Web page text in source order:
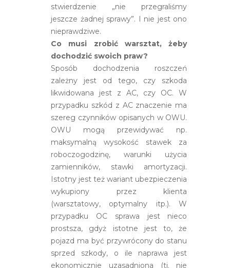
stwierdzenie „nie przegraliśmy
jeszcze żadnej sprawy”. I nie jest ono
nieprawdziwe.
Co musi zrobić warsztat, żeby
dochodzić swoich praw?
Sposób dochodzenia roszczeń
zależny jest od tego, czy szkoda
likwidowana jest z AC, czy OC. W
przypadku szkód z AC znaczenie ma
szereg czynników opisanych w OWU.
OWU mogą przewidywać np.
maksymalną wysokość stawek za
roboczogodzinę, warunki użycia
zamienników, stawki amortyzacji.
Istotny jest też wariant ubezpieczenia
wykupiony przez klienta
(warsztatowy, optymalny itp.). W
przypadku OC sprawa jest nieco
prostsza, gdyż istotne jest to, że
pojazd ma być przywrócony do stanu
sprzed szkody, o ile naprawa jest
ekonomicznie uzasadniona (tj. nie